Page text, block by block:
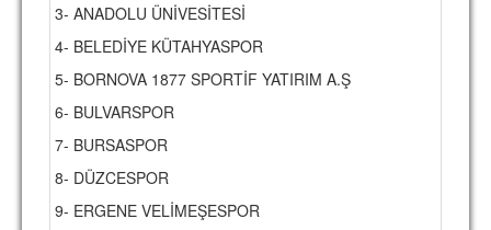
LİSANSLI ÜRÜNLER
MULTİMEDYA
FOTOĞRAF & VİDEOLAR
MARŞ & TEZAHÜRATLAR
KULÜP
3- ANADOLU ÜNİVESİTESİ
4- BELEDİYE KÜTAHYASPOR
5- BORNOVA 1877 SPORTİF YATIRIM A.Ş
6- BULVARSPOR
7- BURSASPOR
8- DÜZCESPOR
9- ERGENE VELİMEŞESPOR